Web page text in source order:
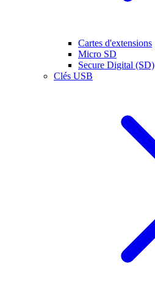
Cartes d'extensions
Micro SD
Secure Digital (SD)
Clés USB